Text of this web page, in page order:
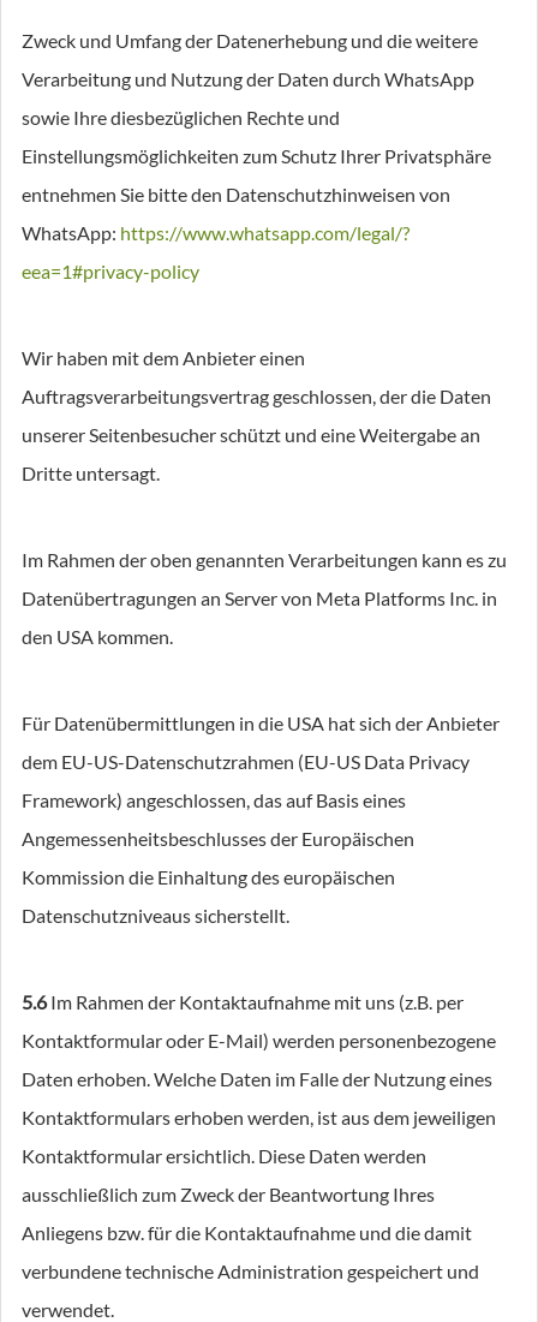
Zweck und Umfang der Datenerhebung und die weitere
Verarbeitung und Nutzung der Daten durch WhatsApp
sowie Ihre diesbezüglichen Rechte und
Einstellungsmöglichkeiten zum Schutz Ihrer Privatsphäre
entnehmen Sie bitte den Datenschutzhinweisen von
WhatsApp: https://www.whatsapp.com/legal/?
eea=1#privacy-policy
Wir haben mit dem Anbieter einen
Auftragsverarbeitungsvertrag geschlossen, der die Daten
unserer Seitenbesucher schützt und eine Weitergabe an
Dritte untersagt.
Im Rahmen der oben genannten Verarbeitungen kann es zu
Datenübertragungen an Server von Meta Platforms Inc. in
den USA kommen.
Für Datenübermittlungen in die USA hat sich der Anbieter
dem EU-US-Datenschutzrahmen (EU-US Data Privacy
Framework) angeschlossen, das auf Basis eines
Angemessenheitsbeschlusses der Europäischen
Kommission die Einhaltung des europäischen
Datenschutzniveaus sicherstellt.
5.6Im Rahmen der Kontaktaufnahme mit uns (z.B. per
Kontaktformular oder E-Mail) werden personenbezogene
Daten erhoben. Welche Daten im Falle der Nutzung eines
Kontaktformulars erhoben werden, ist aus dem jeweiligen
Kontaktformular ersichtlich. Diese Daten werden
ausschließlich zum Zweck der Beantwortung Ihres
Anliegens bzw. für die Kontaktaufnahme und die damit
verbundene technische Administration gespeichert und
verwendet.